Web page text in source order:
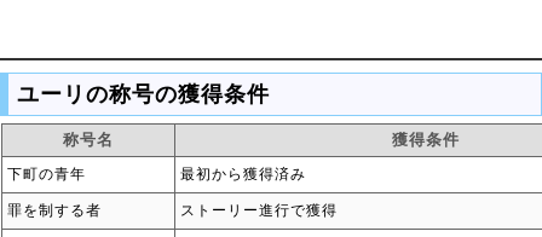
ユーリの称号の獲得条件
称号名 獲得条件
下町の青年 最初から獲得済み
罪を制する者 ストーリー進行で獲得